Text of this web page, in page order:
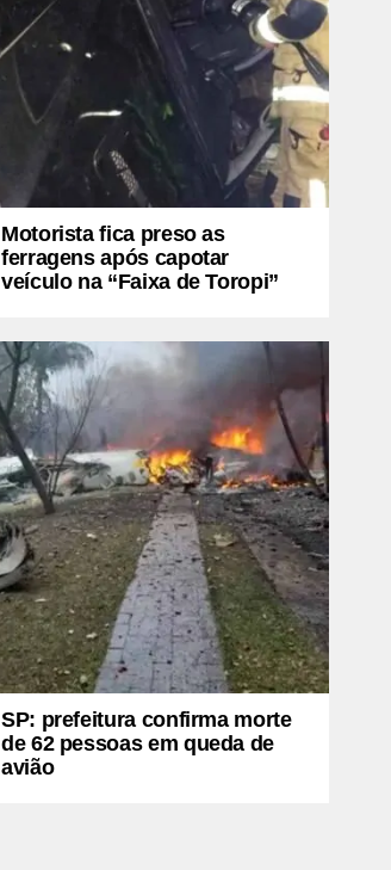
Motorista fica preso as
ferragens após capotar
veículo na “Faixa de Toropi”
SP: prefeitura confirma morte
de 62 pessoas em queda de
avião